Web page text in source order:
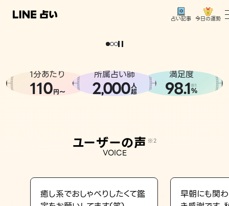
占い記事 今日の運勢
相談事例
占い記事
どうせなら
。
1分あたり
110円〜
所属占い師
2,000人
超
満足度
98.1※1
%
ユーザーの声 ※2
VOICE
癒し系でおしゃべりしたくて鑑
早朝にも関